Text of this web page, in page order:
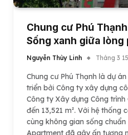
Chung cư Phú
Sống xanh giữa lòng
Nguyễn Thùy Linh Tháng 3
Chung cư Phú Thạnh là dự
triển bởi Công ty xây dựng
Công ty Xây dựng Công trình
đến 13,521 m². Với hệ thống
cùng không gian sống chuẩn
Apartment đã gây ấn tượng